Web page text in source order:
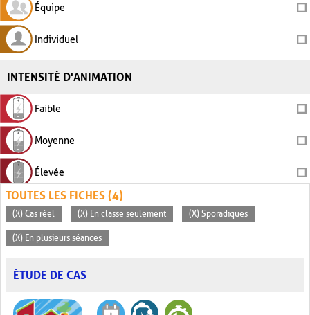
Équipe
Individuel
INTENSITÉ D'ANIMATION
Faible
Moyenne
Élevée
TOUTES LES FICHES (4)
(X) Cas réel (X) En classe seulement (X) Sporadiques
(X) En plusieurs séances
ÉTUDE DE CAS